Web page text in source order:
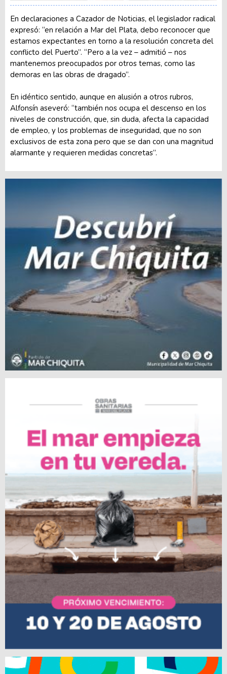
En declaraciones a Cazador de Noticias, el legislador radical
expresó: “en relación a Mar del Plata, debo reconocer que
estamos expectantes en torno a la resolución concreta del
conflicto del Puerto”. “Pero a la vez – admitió – nos
mantenemos preocupados por otros temas, como las
demoras en las obras de dragado”.
En idéntico sentido, aunque en alusión a otros rubros,
Alfonsín aseveró: “también nos ocupa el descenso en los
niveles de construcción, que, sin duda, afecta la capacidad
de empleo, y los problemas de inseguridad, que no son
exclusivos de esta zona pero que se dan con una magnitud
alarmante y requieren medidas concretas”.